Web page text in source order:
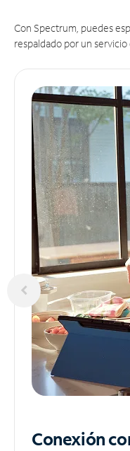
Con Spectrum, puedes
respaldado por un servicio
Conexión